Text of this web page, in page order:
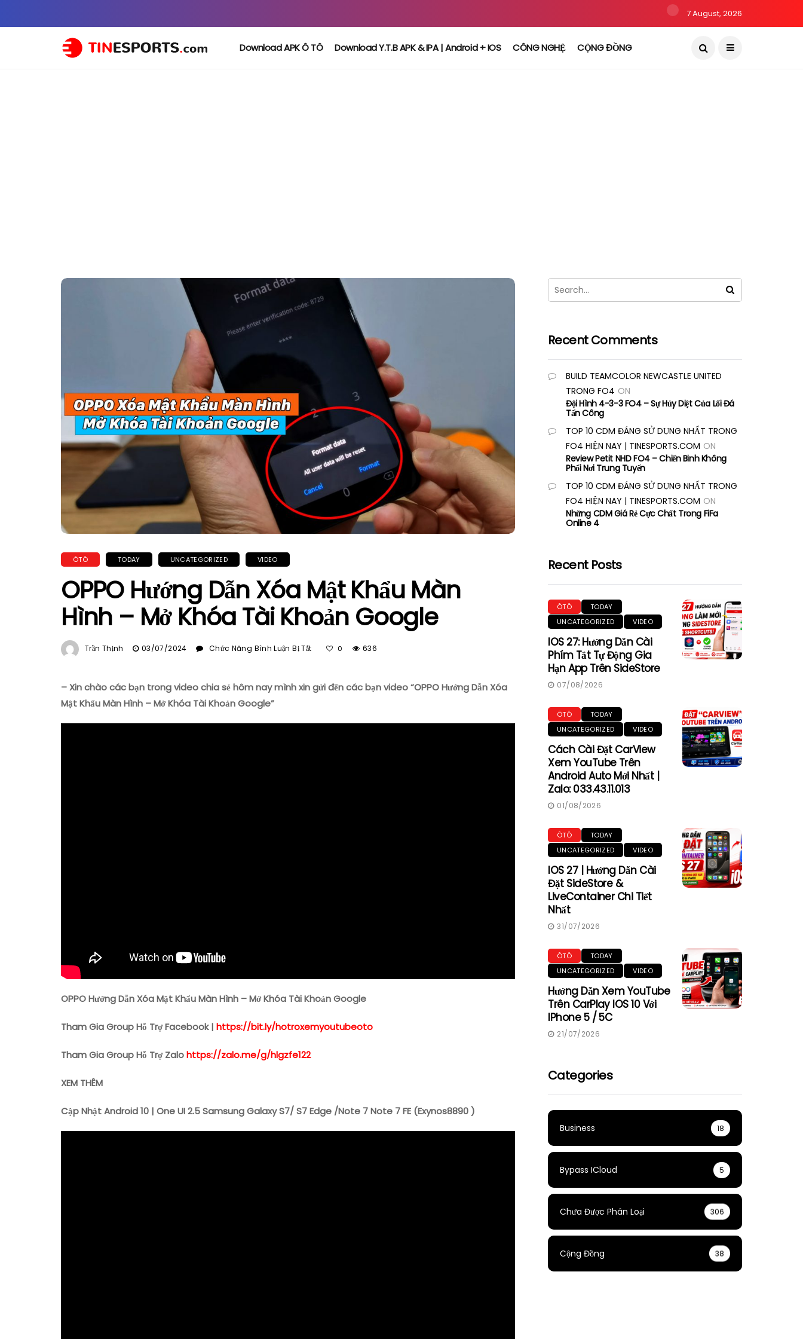
7 August, 2026
Download APK Ô TÔ Download Y.T.B APK & IPA | Android + IOS CÔNG NGHỆ CỘNG ĐỒNG
ÔTÔ TODAY UNCATEGORIZED VIDEO
OPPO Hướng Dẫn Xóa Mật Khẩu Màn
Hình – Mở Khóa Tài Khoản Google
Trần Thịnh 03/07/2024 Chức Năng Bình Luận Bị Tắt
Dẫn
Khẩu
0 636
– Xin chào các bạn trong video chia sẻ hôm nay mình xin gửi đến các bạn video “OPPO Hướng Dẫn Xóa
Mật Khẩu Màn Hình – Mở Khóa Tài Khoản Google”
OPPO Hướng Dẫn Xóa Mật Khẩu Màn Hình – Mở Khóa Tài Khoản Google
Tham Gia Group Hỗ Trợ Facebook | https://bit.ly/hotroxemyoutubeoto
Tham Gia Group Hỗ Trợ Zalohttps://zalo.me/g/hlgzfe122
XEM THÊM
Cập Nhật Android 10 | One UI 2.5 Samsung Galaxy S7/ S7 Edge /Note 7 Note 7 FE (Exynos8890 )
Recent Comments
BUILD TEAMCOLOR NEWCASTLE UNITED
TRONG FO4 ON
Đội Hình 4-3-3 FO4 – Sự Hủy Diệt Của Lối Đá
Tấn Công
TOP 10 CDM ĐÁNG SỬ DỤNG NHẤT TRONG
FO4 HIỆN NAY | TINESPORTS.COM ON
Review Petit NHD FO4 – Chiến Binh Không
Phổi Nơi Trung Tuyến
TOP 10 CDM ĐÁNG SỬ DỤNG NHẤT TRONG
FO4 HIỆN NAY | TINESPORTS.COM ON
Những CDM Giá Rẻ Cực Chất Trong FiFa
Online 4
Recent Posts
ÔTÔ
TODAY
UNCATEGORIZED
VIDEO
IOS 27: Hướng Dẫn Cài
Phím Tắt Tự Động Gia
Hạn App Trên SideStore
07/08/2026
ÔTÔ
TODAY
UNCATEGORIZED
VIDEO
Cách Cài Đặt CarView
Xem YouTube Trên
Android Auto Mới Nhất |
Zalo: 033.43.11.013
01/08/2026
ÔTÔ
TODAY
UNCATEGORIZED
VIDEO
IOS 27 | Hướng Dẫn Cài
Đặt SideStore &
LiveContainer Chi Tiết
Nhất
31/07/2026
ÔTÔ
TODAY
UNCATEGORIZED
VIDEO
Hướng Dẫn Xem YouTube
Trên CarPlay IOS 10 Với
IPhone 5 / 5C
21/07/2026
Categories
Business 18
Bypass ICloud 5
Chưa Được Phân Loại 306
Cộng Đồng 38